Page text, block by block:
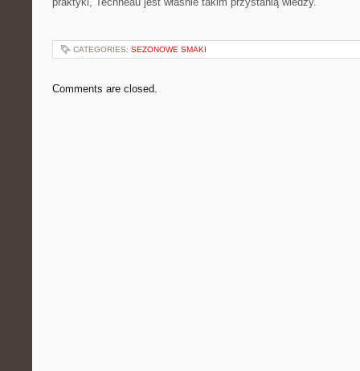
CATEGORIES: SEZONOWE SMAKI
Comments are closed.